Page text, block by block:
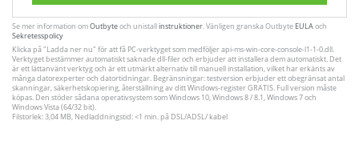
Se mer information omOutbyteoch unistallinstruktioner. Vänligen granska Outbyte EULAoch
Sekretesspolicy
Klicka på"Ladda ner nu" för att få PC-verktyget som medföljer api-ms-win-core-console-l1-1-0.dll.
Verktyget bestämmer automatiskt saknade dll-filer och erbjuder att installera dem automatiskt. Det
är ett lättanvänt verktyg och är ett utmärkt alternativ till manuell installation, vilket har erkänts av
många datorexperter och datortidningar. Begränsningar: testversion erbjuder ett obegränsat antal
skanningar, säkerhetskopiering, återställning av ditt Windows-register GRATIS. Full version måste
köpas. Den stöder sådana operativsystem som Windows 10, Windows 8 / 8.1, Windows 7 och
Windows Vista (64/32 bit).
Filstorlek: 3,04 MB, Nedladdningstid: <1 min. på DSL/ADSL/ kabel